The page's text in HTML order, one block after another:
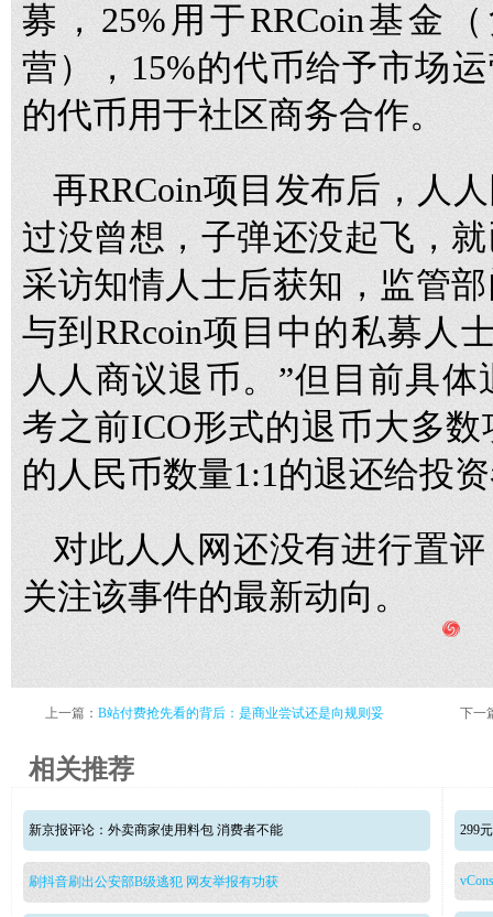
募，25%用于RRCoin基金
营），15%的代币给予市场
的代币用于社区商务合作。
再RRCoin项目发布后，人
过没曾想，子弹还没起飞，
采访知情人士后获知，监管
与到RRcoin项目中的私募人
人人商议退币。”但目前具
考之前ICO形式的退币大多
的人民币数量1:1的退还给投
对此人人网还没有进行置
关注该事件的最新动向。
上一篇： B站付费抢先看的背后：是商业尝试还是向规则妥 下一
相关推荐
新京报评论：外卖商家使用料包 消费者不能
刷抖音刷出公安部B级逃犯 网友举报有功获
299